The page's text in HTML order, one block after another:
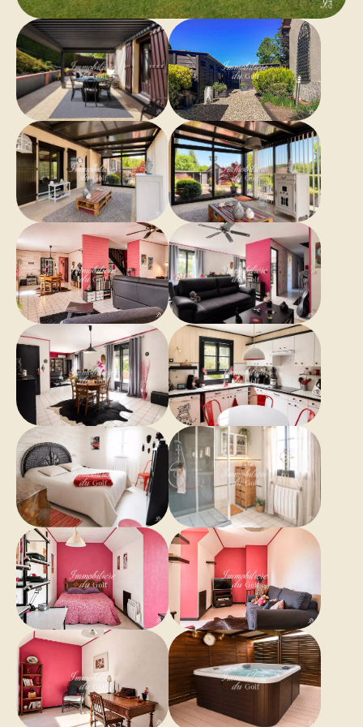
pièce supplémentaire aménageable, le tout
parfaitement finit ce qui offre beaucoup de
rangements avec un accès direct depuis l'intérieur de
la maison.
Équipée d’un poêle à bois et d’un système de
climatisation, ce bien conjugue confort moderne et
sérénité. Idéale pour une famille en quête de
tranquillité et de volumes généreux, elle séduira par
son atmosphère et la qualité de ses prestations.
Contact Paul FAVEREAU : 06 95 55 15 76
Attestation collaborateur ADC13102024000001264
RCP 7.953.190/S17748973
- Bien non soumis au régime de la copropriété
- Taxe foncière : 1601€/an
- Honoraires inclus de 5,26% à la charge du vendeur
- Classe énergie C et classe climat A
- Montant moyen estimé des dépenses annuelles
d’énergie pour un usage standard basés sur les prix
de l’énergie de 2021 : entre 2130€ et 2950€
- Les informations sur les risques auxquels ce bien est
exposé sont disponibles sur le site Géorisques :
www.georisques.gouv.fr
Maison à vendre 27140 - T6 de 170m2 - Terrain
1080m2 - 27140 Saint-Denis-Le-Ferment
Surfaces
1 Entrée5 m²
1 Salon
29 m²
1 Salle à manger
m²
1 Salle de douche
m²
1 Dégagement5 m²
1 Placard
2 m²